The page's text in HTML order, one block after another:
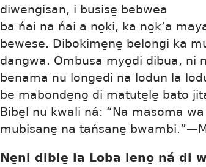
diwengisan, i busise̱ bebwea
ba ńai na ńai a no̱ki, ka no̱k’a
bewese. Dibokime̱ne̱ belongi ka
dangwa. Ombusa myo̱di dibua, ni
benama nu longedi na lodun la
be mabonde̱no̱ di matute̱le̱ bato
Bibe̱l nu kwali ná: “Na masoma
mubisane̱ na tańsane̱ bwambi.”​—
Ne̱ni dibie̱ la Loba leno̱ ná di